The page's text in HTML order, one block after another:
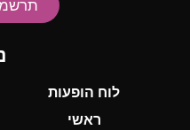
לוח הופעות
ראשי